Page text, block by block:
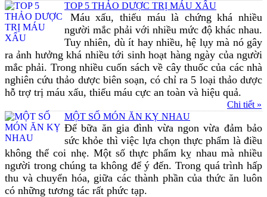
TOP 5 THẢO DƯỢC TRỊ MÁU XẤU
Máu xấu, thiếu máu là chứng khá nhiều
người mắc phải với nhiều mức độ khác nhau.
Tuy nhiên, dù ít hay nhiều, hệ lụy mà nó gây
ra ảnh hưởng khá nhiều tới sinh hoạt hàng ngày của người
mắc phải. Trong nhiều cuốn sách về cây thuốc của các nhà
nghiên cứu thảo dược biên soạn, có chỉ ra 5 loại thảo dược
hỗ trợ trị máu xấu, thiếu máu cực an toàn và hiệu quả.
Chi tiết »
MỘT SỐ MÓN ĂN KỴ NHAU
Để bữa ăn gia đình vừa ngon vừa đảm bảo
sức khỏe thì việc lựa chọn thực phẩm là điều
không thể coi nhẹ. Một số thực phẩm kỵ nhau mà nhiều
người trong chúng ta không để ý đến. Trong quá trình hấp
thu và chuyển hóa, giữa các thành phần của thức ăn luôn
có những tương tác rất phức tạp.